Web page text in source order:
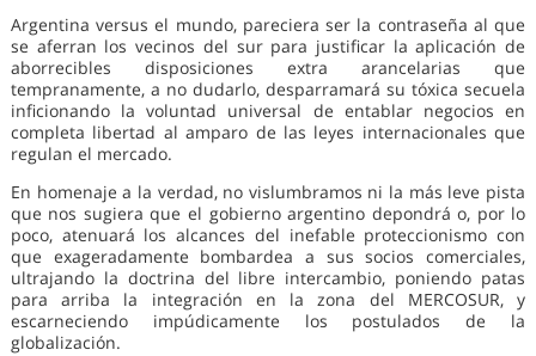
Argentina versus el mundo, pareciera ser la contraseña al que
se aferran los vecinos del sur para justificar la aplicación de
aborrecibles disposiciones extra arancelarias que
tempranamente, a no dudarlo, desparramará su tóxica secuela
inficionando la voluntad universal de entablar negocios en
completa libertad al amparo de las leyes internacionales que
regulan el mercado.
En homenaje a la verdad, no vislumbramos ni la más leve pista
que nos sugiera que el gobierno argentino depondrá o, por lo
poco, atenuará los alcances del inefable proteccionismo con
que exageradamente bombardea a sus socios comerciales,
ultrajando la doctrina del libre intercambio, poniendo patas
para arriba la integración en la zona del MERCOSUR, y
escarneciendo impúdicamente los postulados de la
globalización.